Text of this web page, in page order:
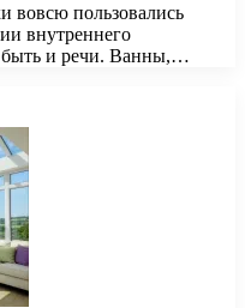
вовсю пользовались
внутреннего
быть и речи. Ванны,…